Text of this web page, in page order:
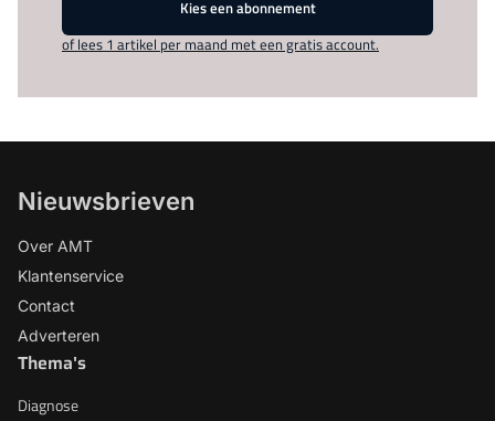
Kies een abonnement
of lees 1 artikel per maand met een gratis account.
Nieuwsbrieven
Over AMT
Klantenservice
Contact
Adverteren
Thema's
Diagnose